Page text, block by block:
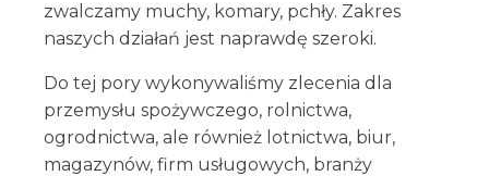
zwalczamy muchy, komary, pchły. Zakres
naszych działań jest naprawdę szeroki.
Do tej pory wykonywaliśmy zlecenia dla
przemysłu spożywczego, rolnictwa,
ogrodnictwa, ale również lotnictwa, biur,
magazynów, firm usługowych, branży